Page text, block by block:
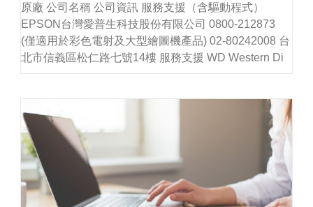
原廠 公司名稱 公司資訊 服務支援（含驅動程式）
EPSON台灣愛普生科技股份有限公司 0800-212873
(僅適用於彩色電射及大型繪圖機產品) 02-80242008 台
北市信義區松仁路七號14樓 服務支援 WD Western Di